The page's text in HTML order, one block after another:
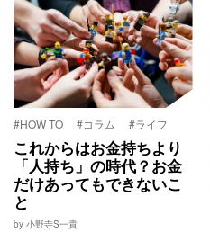
#HOW TO #コラム #ライフ
これからはお金持ちより
「人持ち」の時代？お金
だけあってもできないこ
と
by 小野寺S一貴